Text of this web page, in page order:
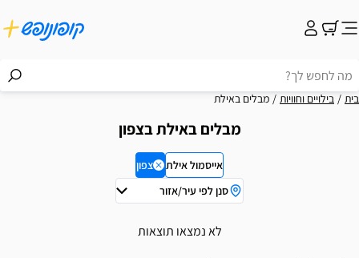
בית בילויים וחוויות מבלים באילת
מבלים באילת בצפון
אייסמול אילת
צפון
סנן לפי עיר/אזור
לא נמצאו תוצאות